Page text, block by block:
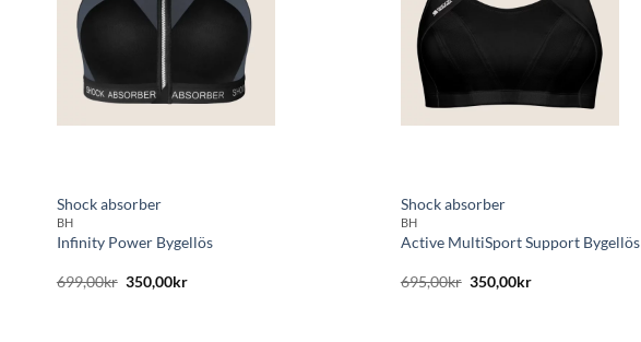
Shock absorber
BH
Infinity Power Bygellös
699,00kr Det
ursprungliga
350,00krDet
Shock absorber
BH
Active MultiSport Support Bygellös
695,00kr Det
ursprungliga
350,00krDet